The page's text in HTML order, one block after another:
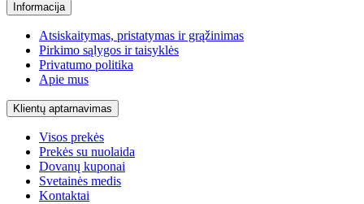
Informacija
Atsiskaitymas, pristatymas ir grąžinimas
Pirkimo sąlygos ir taisyklės
Privatumo politika
Apie mus
Klientų aptarnavimas
Visos prekės
Prekės su nuolaida
Dovanų kuponai
Svetainės medis
Kontaktai